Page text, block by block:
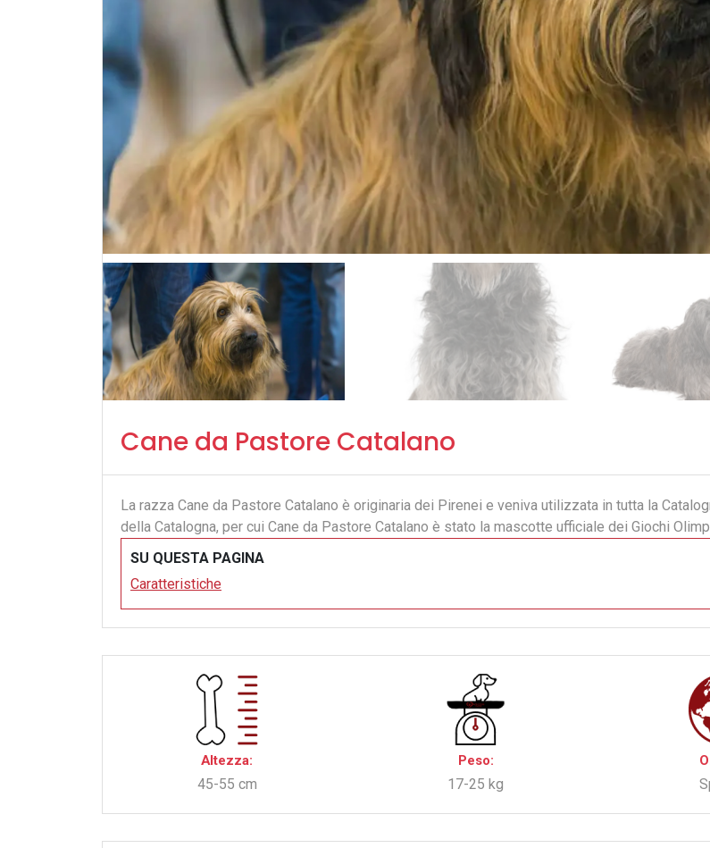
Cane da Pastore Catalano
La razza Cane da Pastore Catalano è originaria dei Pirenei e veniva utilizzata in tutta la
della Catalogna, per cui Cane da Pastore Catalano è stato la mascotte ufficiale dei Giochi
SU QUESTA PAGINA
Caratteristiche
Altezza:
45-55 cm
Peso:
17-25 kg